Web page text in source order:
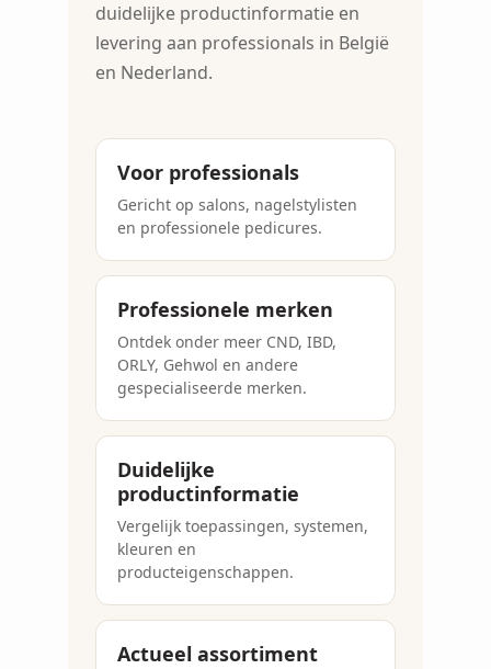
duidelijke productinformatie en
levering aan professionals in België
en Nederland.
Voor professionals
Gericht op salons, nagelstylisten
en professionele pedicures.
Professionele merken
Ontdek onder meer CND, IBD,
ORLY, Gehwol en andere
gespecialiseerde merken.
Duidelijke
productinformatie
Vergelijk toepassingen, systemen,
kleuren en
producteigenschappen.
Actueel assortiment